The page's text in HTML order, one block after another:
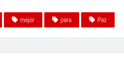
mejor para Paz